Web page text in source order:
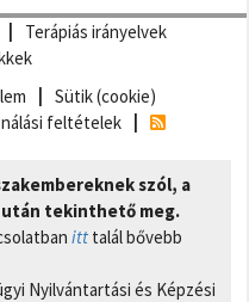
Terápiás irányelvek
Sütik (cookie)
feltételek
szól, a
tekinthető meg.
itt talál bővebb
Nyilvántartási és Képzési